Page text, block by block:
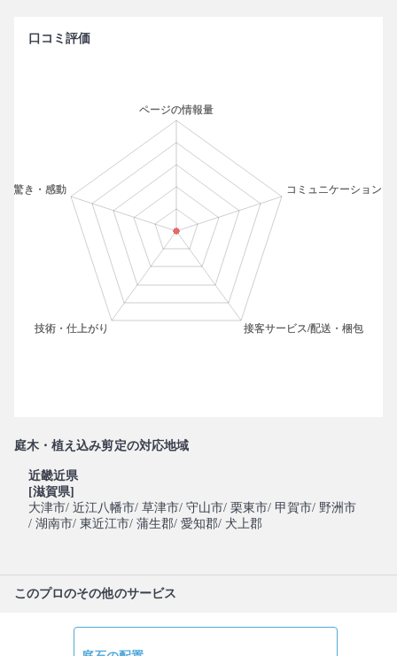
口コミ評価
庭木・植え込み剪定の対応地域
近畿近県
[滋賀県]
大津市/ 近江八幡市/ 草津市/ 守山市/ 栗東市/ 甲賀市/ 野洲市
/ 湖南市/ 東近江市/ 蒲生郡/ 愛知郡/ 犬上郡
このプロのその他のサービス